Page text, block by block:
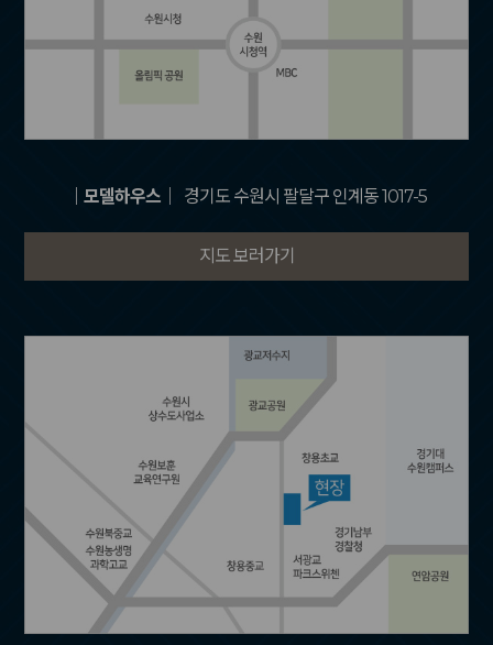
｜모델하우스｜ 경기도 수원시 팔달구 인계동 1017-5
지도 보러가기